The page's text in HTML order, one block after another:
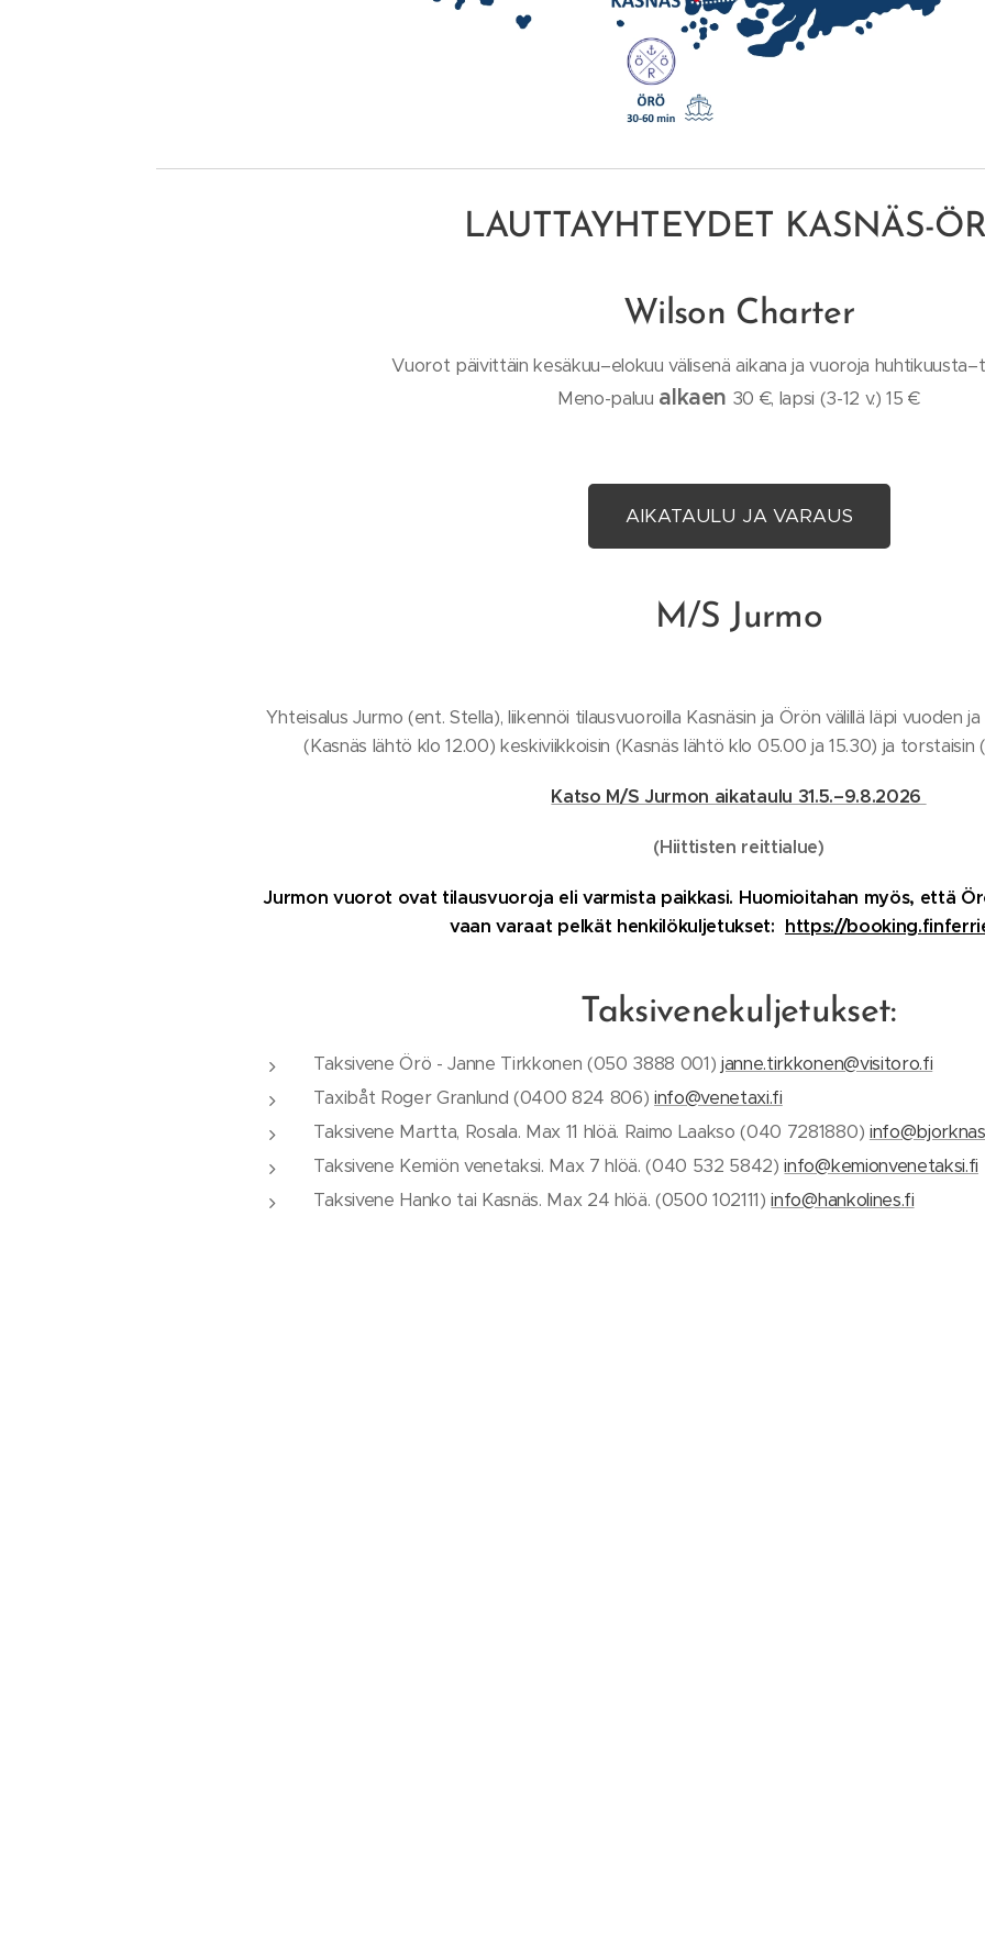
LAUTTAYHTEYDET KASNÄS-
Wilson Charter
Vuorot päivittäin kesäkuu–elokuu välisenä aikana ja vuoroja
Meno-paluu alkaen 30 €, lapsi (3-12 v.) 15 €
AIKATAULU JA VARAUS
M/S Jurmo
Yhteisalus Jurmo (ent. Stella), liikennöi tilausvuoroilla Kasnäsin ja Örön välillä läpi vuoden
(Kasnäs lähtö klo 12.00) keskiviikkoisin (Kasnäs lähtö klo 05.00 ja 15.30) ja torstaisin
Katso M/S Jurmon aikataulu 31.5.–9.8.2026
(Hiittisten reittialue)
Jurmon vuorot ovat tilausvuoroja eli varmista paikkasi. Huomioitahan myös, että
vaan varaat pelkät henkilökuljetukset: https://
Taksivenekuljetukset:
Taksivene Örö - Janne Tirkkonen (050 3888 001)janne.tirkkonen@visitoro.fi
Taxibåt Roger Granlund (0400 824 806)info@venetaxi.fi
Taksivene Martta, Rosala. Max 11 hlöä. Raimo Laakso (040 7281880)
Taksivene Kemiön venetaksi. Max 7 hlöä. (040 532 5842)info@kemionvenetaksi.fi
Taksivene Hanko tai Kasnäs. Max 24 hlöä. (0500 102111)info@hankolines.fi